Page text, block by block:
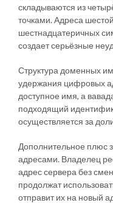
складываются из
точками. Адреса
шестнадцатеричных
создает серьёзные
Структура доменных
удержания цифровых
доступное имя, а
подходящий
осуществляется за
Дополнительное плюс
адресами. Владелец
адрес сервера без
продолжат
отправит их на новый